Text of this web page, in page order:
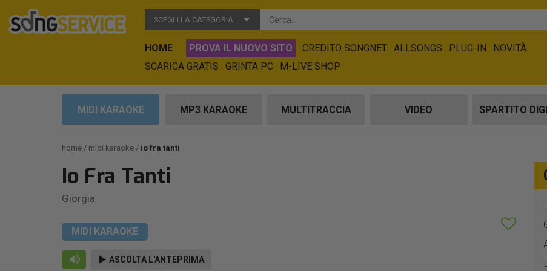
SCEGLI LA CATEGORIA
HOME PROVA IL NUOVO SITO CREDITO SONGNET ALLSONGS PLUG-IN
NOVITÀ
SCARICA GRATIS
GRINTA PC M-LIVE SHOP
MIDI KARAOKE MP3 KARAOKE MULTITRACCIA VIDEO SPARTITO
home midi karaoke io fra tanti
Io Fra Tanti
Giorgia
MIDI KARAOKE
ASCOLTA L'ANTEPRIMA